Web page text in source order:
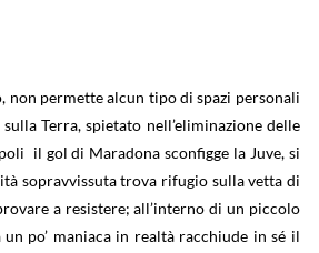
non permette alcun tipo di spazi personali
Terra, spietato nell’eliminazione delle
il gol di Maradona sconfigge la Juve, si
sopravvissuta trova rifugio sulla vetta di
a resistere; all’interno di un piccolo
po’ maniaca in realtà racchiude in sé il